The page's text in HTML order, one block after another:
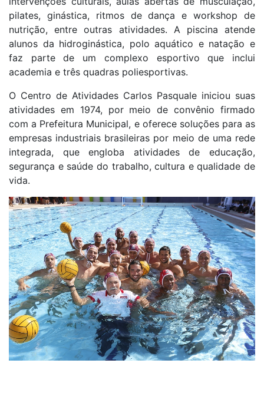
pilates, ginástica, ritmos de dança e workshop de
nutrição, entre outras atividades. A piscina atende
alunos da hidroginástica, polo aquático e natação e
faz parte de um complexo esportivo que inclui
academia e três quadras poliesportivas.
O Centro de Atividades Carlos Pasquale iniciou suas
atividades em 1974, por meio de convênio firmado
com a Prefeitura Municipal, e oferece soluções para as
empresas industriais brasileiras por meio de uma rede
integrada, que engloba atividades de educação,
segurança e saúde do trabalho, cultura e qualidade de
vida.